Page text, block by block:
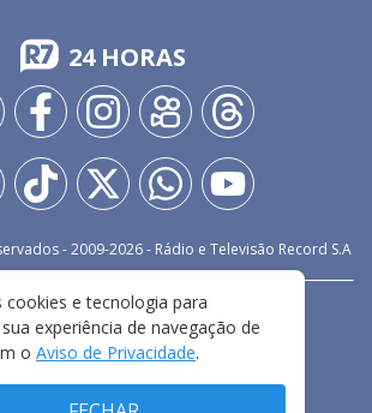
24 HORAS
- 2009-2026- Rádio e Televisão Record S.A
FALE CONOSCO
PRIVACIDADE
TERMOS E CONDIÇÕES DE USO
cookies e tecnologia para
experiência de navegação de
o Aviso de Privacidade.